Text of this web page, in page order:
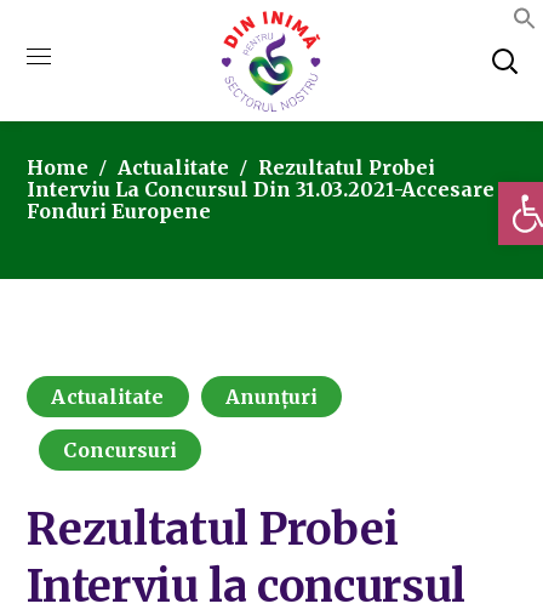
Home Actualitate
Rezultatul Probei
Interviu La Concursul Din 31.03.2021-Accesare
Fonduri Europene
Actualitate Anunțuri
Concursuri
Rezultatul Probei
Interviu la concursul